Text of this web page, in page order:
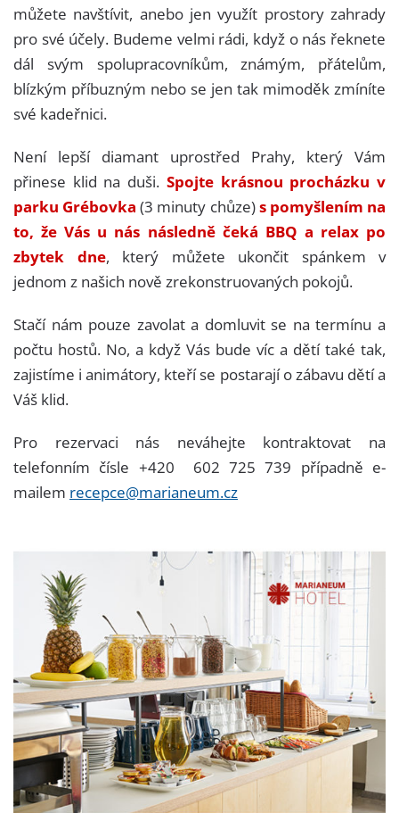
můžete navštívit, anebo jen využít prostory zahrady
pro své účely. Budeme velmi rádi, když o nás řeknete
dál svým spolupracovníkům, známým, přátelům,
blízkým příbuzným nebo se jen tak mimoděk zmíníte
své kadeřnici.
Není lepší diamant uprostřed Prahy, který Vám
přinese klid na duši. Spojte krásnou procházku v
parku Grébovka(3 minuty chůze)s pomyšlením na
to, že Vás u nás následně čeká BBQ a relax po
zbytek dne, který můžete ukončit spánkem v
jednom z našich nově zrekonstruovaných pokojů.
Stačí nám pouze zavolat a domluvit se na termínu a
počtu hostů. No, a když Vás bude víc a dětí také tak,
zajistíme i animátory, kteří se postarají o zábavu dětí a
Váš klid.
Pro rezervaci nás neváhejte kontraktovat na
telefonním čísle +420 602 725 739 případně e-
mailem recepce@marianeum.cz